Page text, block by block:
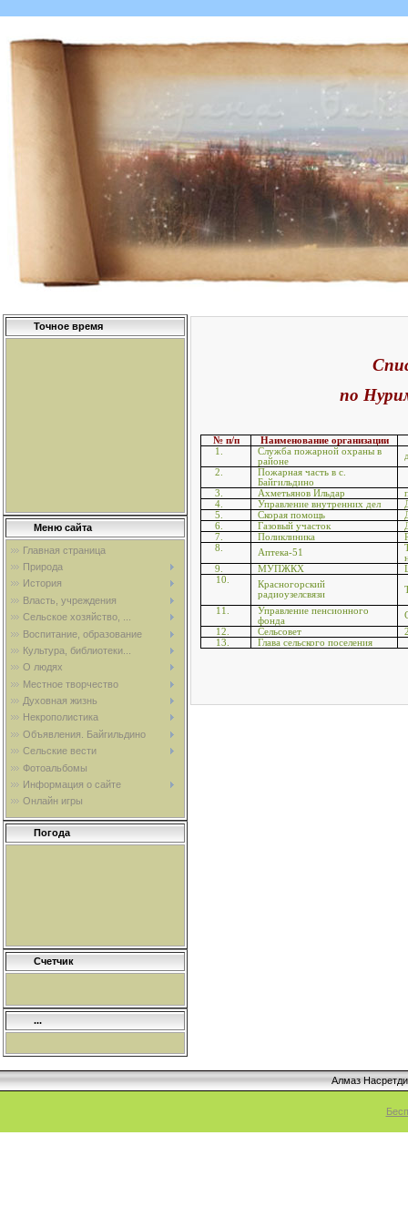
Точное время
Меню сайта
Главная страница
Природа
История
Власть, учреждения
Сельское хозяйство, ...
Воспитание, образование
Культура, библиотеки...
О людях
Местное творчество
Духовная жизнь
Некрополистика
Объявления. Байгильдино
Сельские вести
Фотоальбомы
Информация о сайте
Онлайн игры
Погода
Счетчик
...
по
№ п/п
Наименование организации
1.
Служба пожарной охраны в
районе
2.
Пожарная часть в с.
Байгильдино
3.
Ахметьянов Ильдар
4.
Управление внутренних дел
5.
Скорая помощь
6.
Газовый участок
7.
Поликлиника
8.
Аптека-51
9.
МУПЖКХ
10.
Красногорский
радиоузелсвязи
11.
Управление пенсионного
фонда
12.
Сельсовет
13.
Глава сельского поселения
Алмаз